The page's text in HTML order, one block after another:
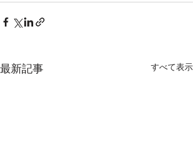
最新記事 すべて表示